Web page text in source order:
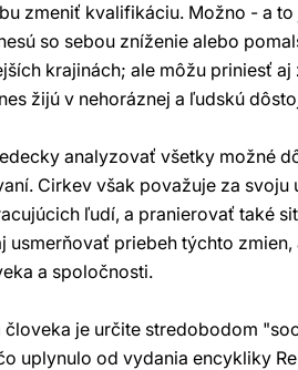
zmeniť kvalifikáciu. Možno - a
so sebou zníženie alebo
krajinách; ale môžu priniesť aj
žijú v nehoráznej a ľudskú
analyzovať všetky možné
Cirkev však považuje za svoju
ľudí, a pranierovať také
usmerňovať priebeh týchto
a spoločnosti.
človeka je určite stredobodom
uplynulo od vydania encykliky